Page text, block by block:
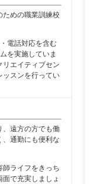
ための職業訓練校
電話対応を含む
を実施していま
リエイティブセン
ッスンを行ってい
、遠方の方でも働
、通勤にも便利な
師ライフをきっち
で充実しましょ